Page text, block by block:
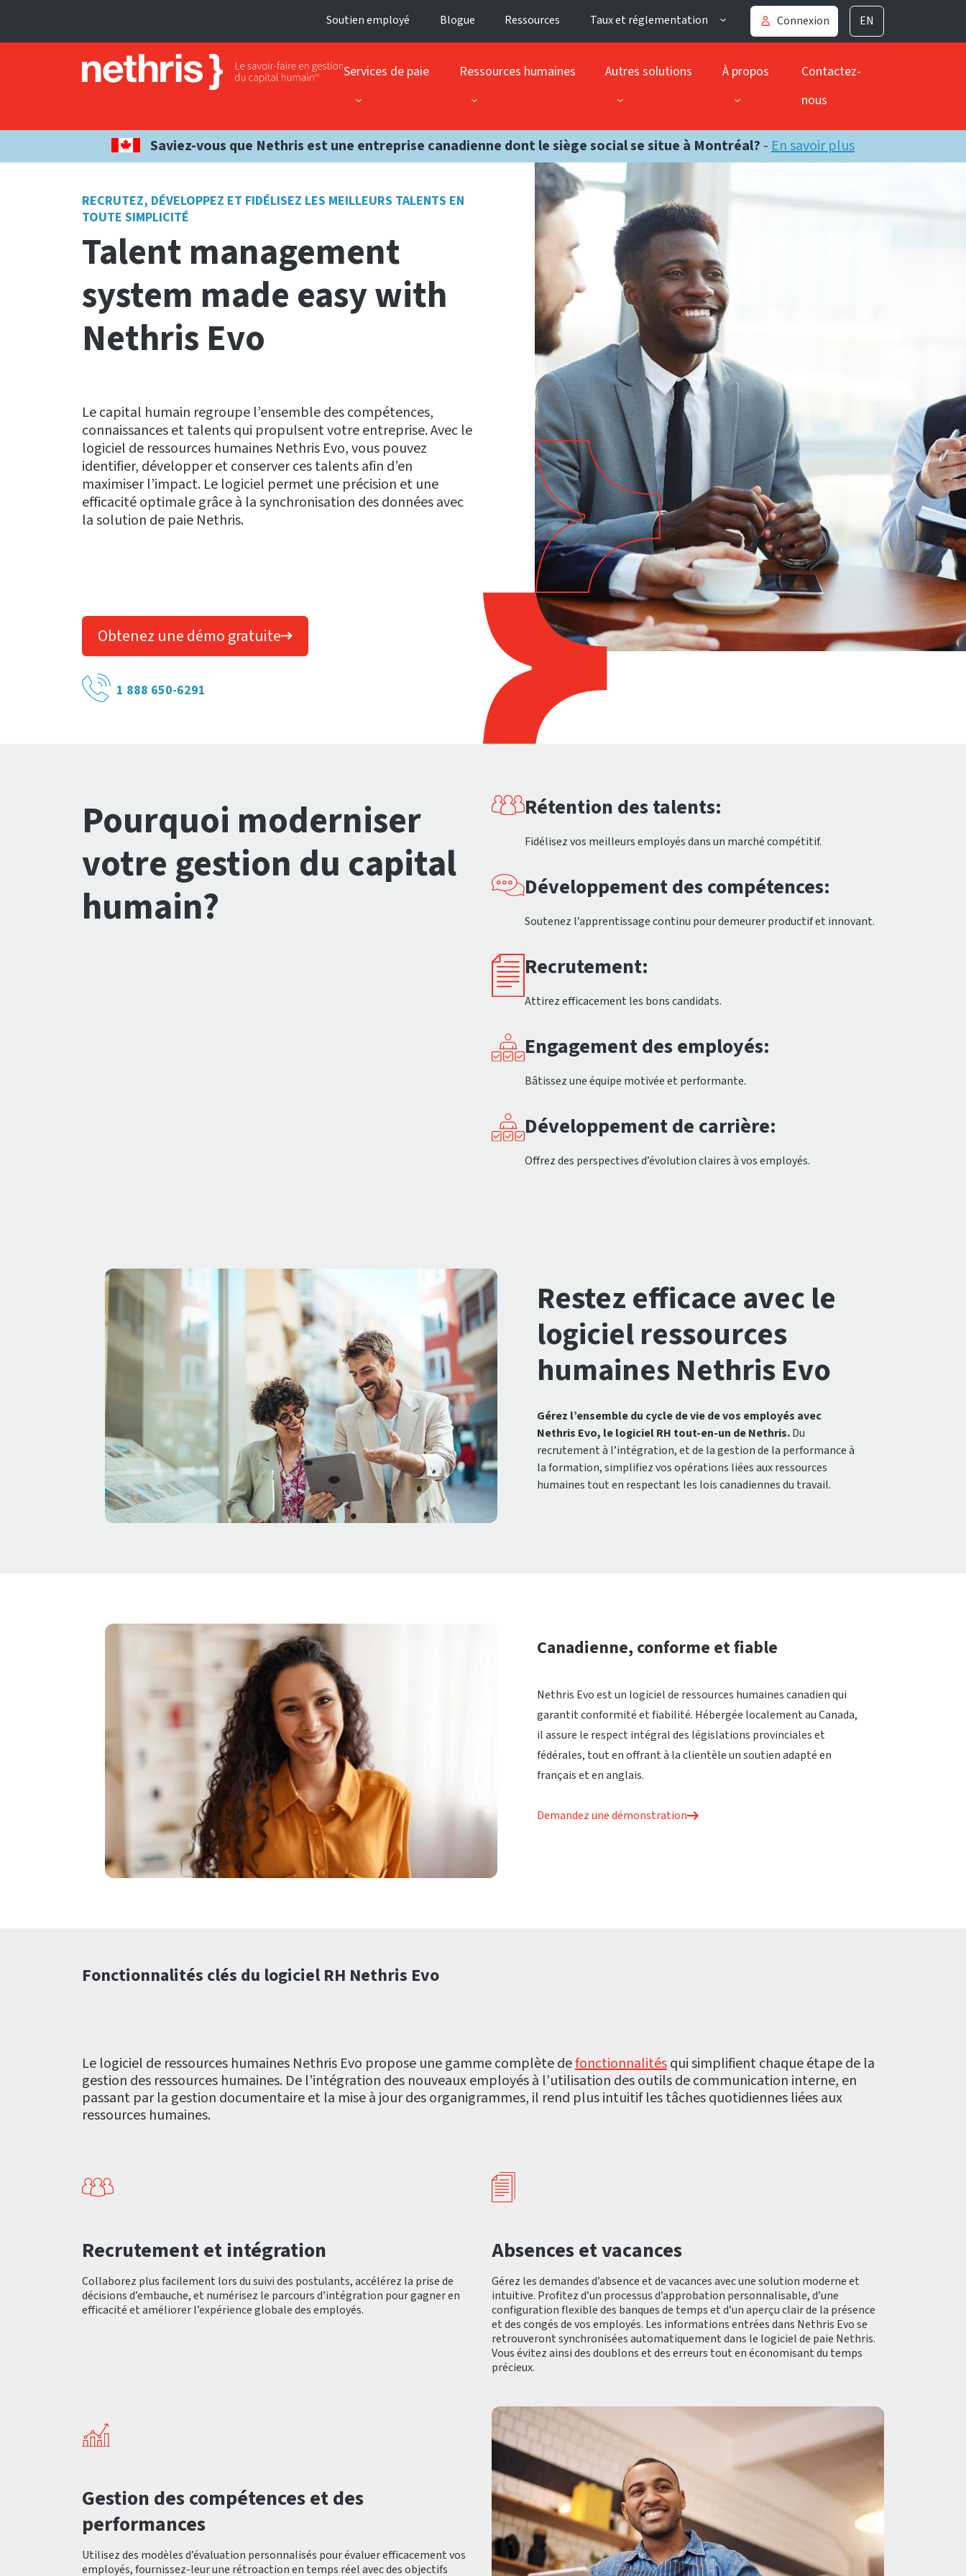
Soutien employé Blogue Ressources Taux et réglementation Connexion EN
Services de paie Ressources humaines Autres solutions À propos
Contactez-
nous
Saviez-vous que Nethris est une entreprise canadienne dont le siège social se situe à Montréal? -En savoir plus
RECRUTEZ, DÉVELOPPEZ ET FIDÉLISEZ LES MEILLEURS TALENTS EN
TOUTE SIMPLICITÉ
Talent management
system made easy with
Nethris Evo
Le capital humain regroupe l’ensemble des compétences,
connaissances et talents qui propulsent votre entreprise. Avec le
logiciel de ressources humaines Nethris Evo, vous pouvez
identifier, développer et conserver ces talents afin d’en
maximiser l’impact. Le logiciel permet une précision et une
efficacité optimale grâce à la synchronisation des données avec
la solution de paie Nethris.
Obtenez une démo gratuite
1 888 650-6291
Pourquoi moderniser
votre gestion du capital
humain?
Rétention des talents:
Fidélisez vos meilleurs employés dans un marché compétitif.
Développement des compétences:
Soutenez l’apprentissage continu pour demeurer productif et innovant.
Recrutement:
Attirez efficacement les bons candidats.
Engagement des employés:
Bâtissez une équipe motivée et performante.
Développement de carrière:
Offrez des perspectives d’évolution claires à vos employés.
Restez efficace avec le
logiciel ressources
humaines Nethris Evo
Gérez l’ensemble du cycle de vie de vos employés avec
Nethris Evo, le logiciel RH tout-en-un de Nethris.Du
recrutement à l’intégration, et de la gestion de la performance à
la formation, simplifiez vos opérations liées aux ressources
humaines tout en respectant les lois canadiennes du travail.
Canadienne, conforme et fiable
Nethris Evo est un logiciel de ressources humaines canadien qui
garantit conformité et fiabilité. Hébergée localement au Canada,
il assure le respect intégral des législations provinciales et
fédérales, tout en offrant à la clientèle un soutien adapté en
français et en anglais.
Demandez une démonstration
Fonctionnalités clés du logiciel RH Nethris Evo
Le logiciel de ressources humaines Nethris Evo propose une gamme complète defonctionnalitésqui simplifient chaque étape de la
gestion des ressources humaines. De l’intégration des nouveaux employés à l’utilisation des outils de communication interne, en
passant par la gestion documentaire et la mise à jour des organigrammes, il rend plus intuitif les tâches quotidiennes liées aux
ressources humaines.
Recrutement et intégration
Collaborez plus facilement lors du suivi des postulants, accélérez la prise de
décisions d’embauche, et numérisez le parcours d’intégration pour gagner en
efficacité et améliorer l’expérience globale des employés.
Absences et vacances
Gérez les demandes d’absence et de vacances avec une solution moderne et
intuitive. Profitez d’un processus d’approbation personnalisable, d’une
configuration flexible des banques de temps et d’un aperçu clair de la présence
et des congés de vos employés. Les informations entrées dans Nethris Evo se
retrouveront synchronisées automatiquement dans le logiciel de paie Nethris.
Vous évitez ainsi des doublons et des erreurs tout en économisant du temps
précieux.
Gestion des compétences et des
performances
Utilisez des modèles d’évaluation personnalisés pour évaluer efficacement vos
employés, fournissez-leur une rétroaction en temps réel avec des objectifs